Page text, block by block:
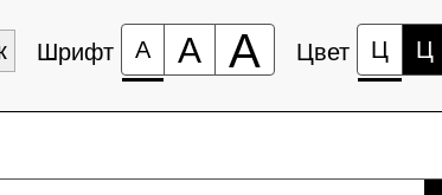
Шрифт А А А Цвет Ц Ц